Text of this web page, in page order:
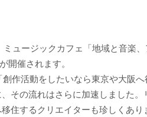
ミュージックカフェ「地域と音楽
開催されます。
創作活動をしたいなら東京や大阪
その流れはさらに加速しました
住するクリエイターも珍しくあり